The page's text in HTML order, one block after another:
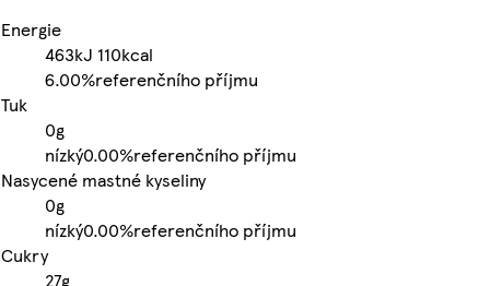
Energie
463kJ 110kcal
6.00%referenčního příjmu
Tuk
0g
nízký0.00%referenčního příjmu
Nasycené mastné kyseliny
0g
nízký0.00%referenčního příjmu
Cukry
27g